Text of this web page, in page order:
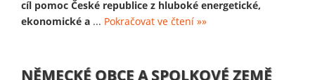
cíl pomoc České republice z hluboké energetické,
ekonomické a ... Pokračovat ve čtení »»
NĚMECKÉ OBCE A SPOLKOVÉ ZEMĚ